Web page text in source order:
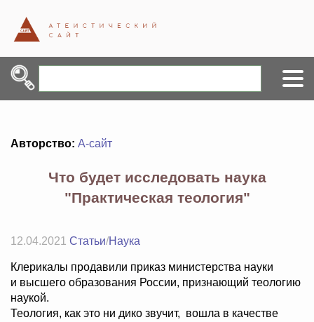
Авторство: А-сайт
Что будет исследовать наука
"Практическая теология"
12.04.2021 Статьи/Наука
Клерикалы продавили приказ министерства науки
и высшего образования России, признающий теологию
наукой.
Теология, как это ни дико звучит, вошла в качестве